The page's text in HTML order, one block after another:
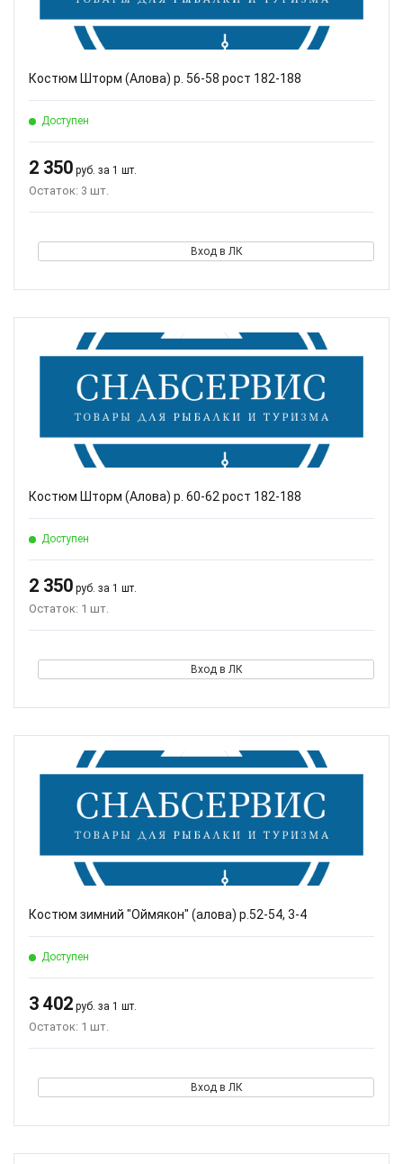
Костюм Шторм (Алова) р. 56-58 рост 182-188
Доступен
2 350 руб. за 1 шт.
Остаток: 3 шт.
Вход в ЛК
Костюм Шторм (Алова) р. 60-62 рост 182-188
Доступен
2 350 руб. за 1 шт.
Остаток: 1 шт.
Вход в ЛК
Костюм зимний "Оймякон" (алова) р.52-54, 3-4
Доступен
3 402 руб. за 1 шт.
Остаток: 1 шт.
Вход в ЛК